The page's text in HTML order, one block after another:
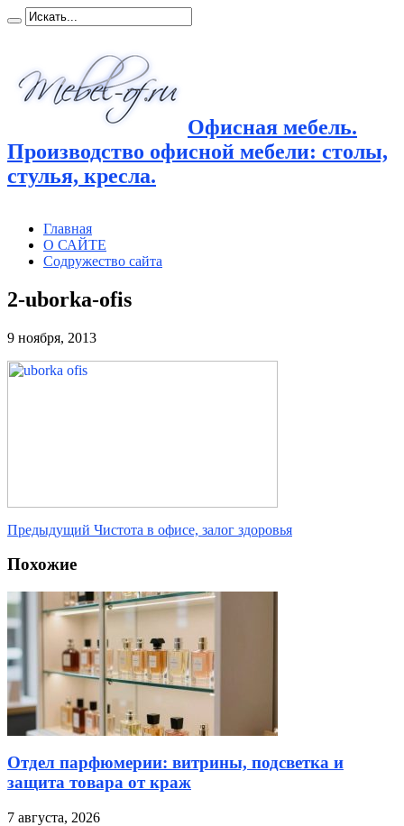
Офисная мебель.
Производство офисной мебели: столы,
стулья, кресла.
Главная
О САЙТЕ
Содружество сайта
2-uborka-ofis
9 ноября, 2013
Предыдущий Чистота в офисе, залог здоровья
Похожие
Отдел парфюмерии: витрины, подсветка и
защита товара от краж
7 августа, 2026